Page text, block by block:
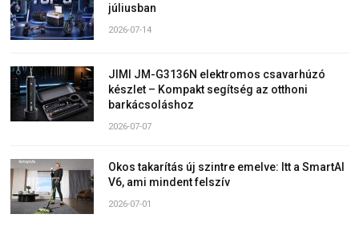
júliusban
2026-07-14
JIMI JM-G3136N elektromos csavarhúzó
készlet – Kompakt segítség az otthoni
barkácsoláshoz
2026-07-07
Okos takarítás új szintre emelve: Itt a SmartAI
V6, ami mindent felszív
2026-07-01